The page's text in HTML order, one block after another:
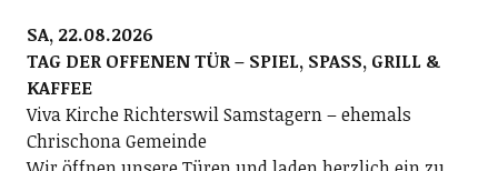
SA, 22.08.2026
TAG DER OFFENEN TÜR – SPIEL, SPASS, GRILL &
KAFFEE
Viva Kirche Richterswil Samstagern – ehemals
Chrischona Gemeinde